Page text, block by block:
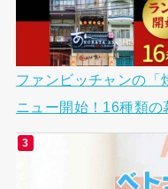
ファンビッチャンの「
ニュー開始！16種類